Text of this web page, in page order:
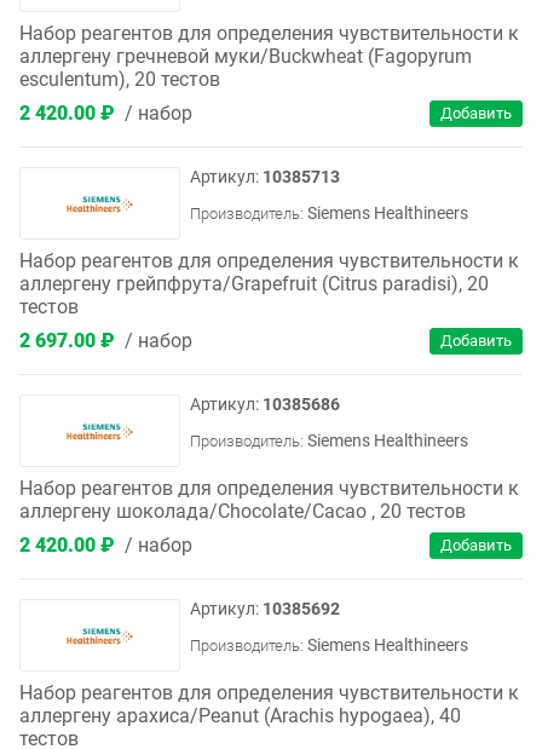
Набор реагентов для определения чувствительности к
аллергену гречневой муки/Buckwheat (Fagopyrum
esculentum), 20 тестов
2 420.00 ₽
набор
10385713
Производитель:Siemens Healthineers
Набор реагентов для определения чувствительности к
аллергену грейпфрута/Grapefruit (Citrus paradisi), 20
тестов
2 697.00 ₽
набор
10385686
Производитель:Siemens Healthineers
Набор реагентов для определения чувствительности к
аллергену шоколада/Chocolate/Cacao , 20 тестов
2 420.00 ₽
набор
10385692
Производитель:Siemens Healthineers
Набор реагентов для определения чувствительности к
аллергену арахиса/Peanut (Arachis hypogaea), 40
тестов